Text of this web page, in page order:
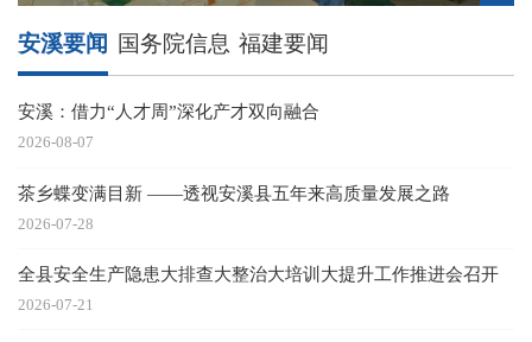
安溪要闻 国务院信息 福建要闻
安溪：借力“人才周”深化产才双向融合
2026-08-07
茶乡蝶变满目新 ——透视安溪县五年来高质量发展之路
2026-07-28
全县安全生产隐患大排查大整治大培训大提升工作推进会召开
2026-07-21